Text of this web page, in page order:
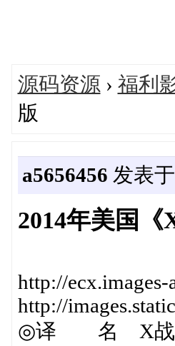
源码资源 › 福利
版
a5656456 发表
2014年美国
http://
http://
◎译 名 X战警